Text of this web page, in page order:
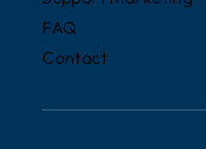
FAQ
Contact